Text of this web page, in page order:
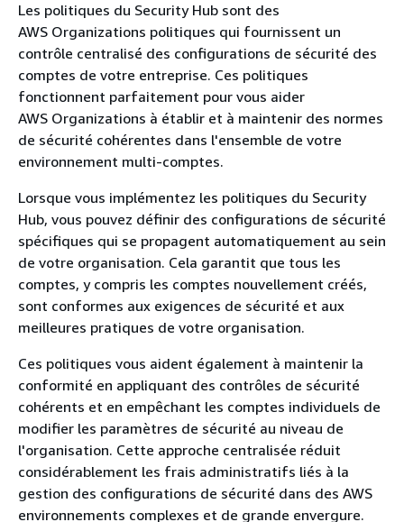
Les politiques du Security Hub sont des
AWS Organizations politiques qui fournissent un
contrôle centralisé des configurations de sécurité des
comptes de votre entreprise. Ces politiques
fonctionnent parfaitement pour vous aider
AWS Organizations à établir et à maintenir des normes
de sécurité cohérentes dans l'ensemble de votre
environnement multi-comptes.
Lorsque vous implémentez les politiques du Security
Hub, vous pouvez définir des configurations de sécurité
spécifiques qui se propagent automatiquement au sein
de votre organisation. Cela garantit que tous les
comptes, y compris les comptes nouvellement créés,
sont conformes aux exigences de sécurité et aux
meilleures pratiques de votre organisation.
Ces politiques vous aident également à maintenir la
conformité en appliquant des contrôles de sécurité
cohérents et en empêchant les comptes individuels de
modifier les paramètres de sécurité au niveau de
l'organisation. Cette approche centralisée réduit
considérablement les frais administratifs liés à la
gestion des configurations de sécurité dans des AWS
environnements complexes et de grande envergure.